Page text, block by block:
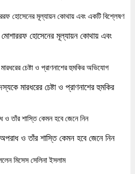
হোসেনের মূল্যায়ন কোথায় এবং
মারধরের চেষ্টা ও প্রাণনাশের হুমকির
অপরাধ ও তাঁর শাস্তি কেমন হবে জেনে নিন